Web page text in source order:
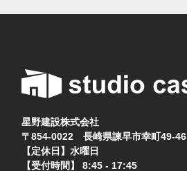
星野建設株式会社
〒854-0022 長崎県諫早市幸町49-46
【定休日】水曜日
【受付時間】 8:45 - 17:45